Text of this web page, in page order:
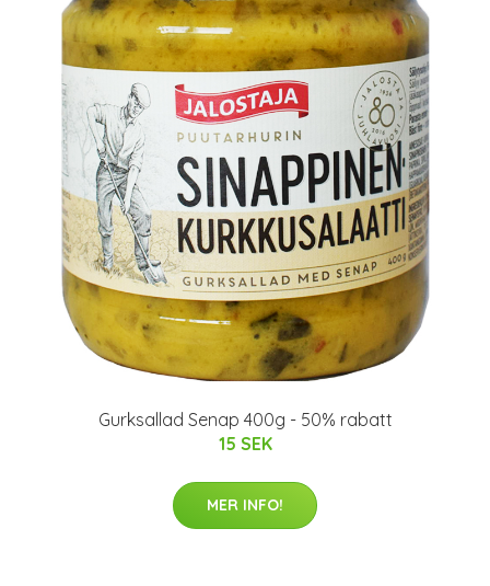
Gurksallad Senap 400g - 50% rabatt
15 SEK
MER INFO!